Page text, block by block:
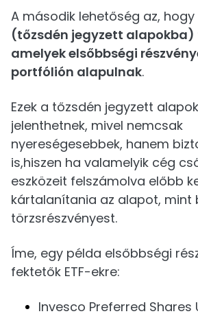
A második lehetőség az, hogy
(tőzsdén jegyzett alapokba)
amelyek elsőbbségi
portfólión alapulnak.
Ezek a tőzsdén jegyzett
jelenthetnek, mivel nemcsak
nyereségesebbek, hanem
is,hiszen ha valamelyik cég
eszközeit felszámolva előbb
kártalanítania az alapot, mint
törzsrészvényest.
Íme, egy példa elsőbbségi
fektetők ETF-ekre:
Invesco Preferred Shares